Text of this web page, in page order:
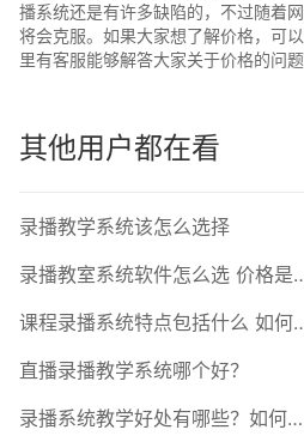
播系统还是有许多缺陷的，不过随着
将会克服。如果大家想了解价格，可
里有客服能够解答大家关于价格的问题
其他用户都在看
录播教学系统该怎么选择
录播教室系统软
课程录播系统特
直播录播教学系统哪个好？
录播系统教学好处有哪些？如何选择录播系统？